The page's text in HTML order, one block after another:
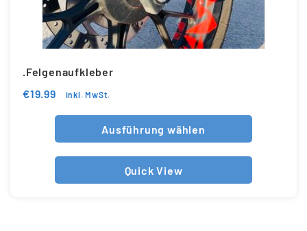
.Felgenaufkleber
€19.99 inkl. MwSt.
Ausführung wählen
Quick View